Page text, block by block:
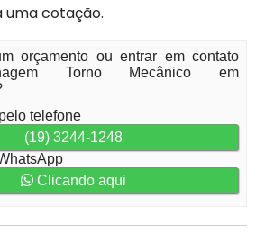
cotação.
orçamento ou entrar em contato
Torno Mecânico em
telefone
(19) 3244-1248
Clicando aqui